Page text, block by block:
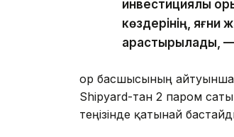
инвестициялық
көздерінің,
қарастырылады,
Қор басшысының
Shipyard-тан 2 паром
теңізінде қатынай